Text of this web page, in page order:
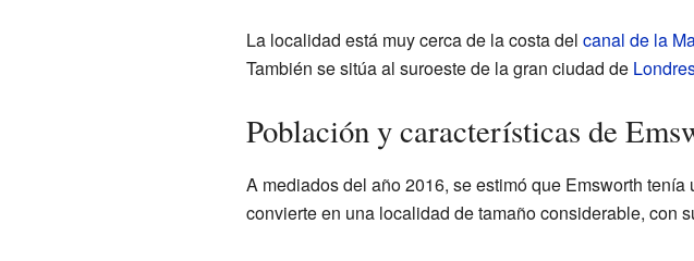
La localidad está muy cerca de la costa del canal de la
También se sitúa al suroeste de la gran ciudad de
Población y características de
A mediados del año 2016, se estimó que Emsworth
convierte en una localidad de tamaño considerable, con